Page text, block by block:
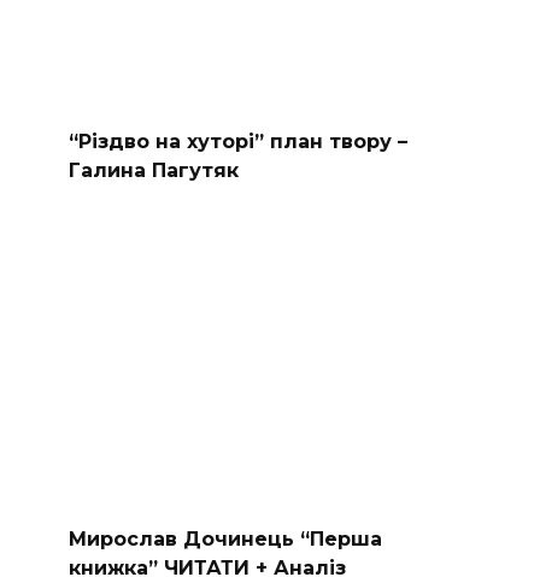
“Різдво на хуторі” план твору –
Галина Пагутяк
Мирослав Дочинець “Перша
книжка” ЧИТАТИ + Аналіз